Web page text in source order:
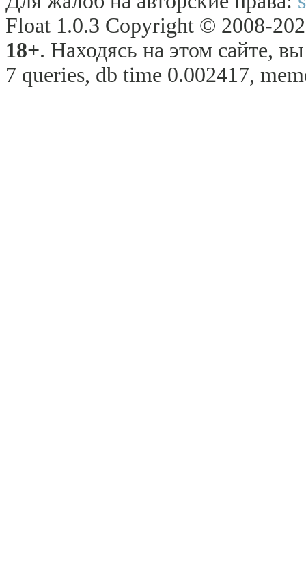
Float 1.0.3 Copyright © 2008-
18+. Находясь на этом сайте,
7 queries, db time 0.002417,